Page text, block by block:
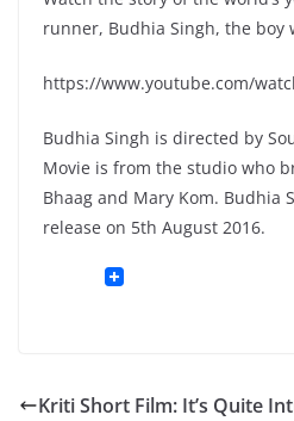
runner, Budhia Singh, the boy
https://www.youtube.com/
Budhia Singh is directed by
Movie is from the studio who
Bhaag and Mary Kom. Budhia
release on 5th August 2016.
Kriti Short Film: It’s Quite